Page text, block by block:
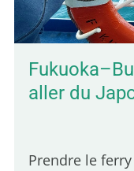
des
terrains…
aller du
Prendre le